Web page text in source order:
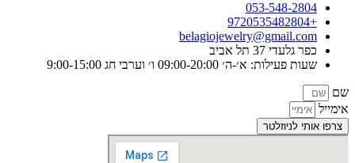
053-548-2804
+9720535482804
belagiojewelry@gmail.com
כפר גלעדי 37 תל אביב
שעות פעילות: א׳-ה׳ 09:00-20:00 ו׳ וערבי חג 9:00-15:00
שם
אימייל
צרפו אותי לניוזלטר